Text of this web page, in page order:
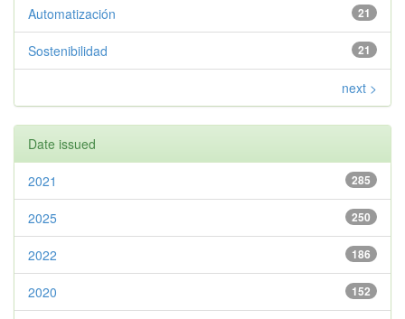
21
Automatización
21
Sostenibilidad
next >
Date issued
285
2021
250
2025
186
2022
152
2020